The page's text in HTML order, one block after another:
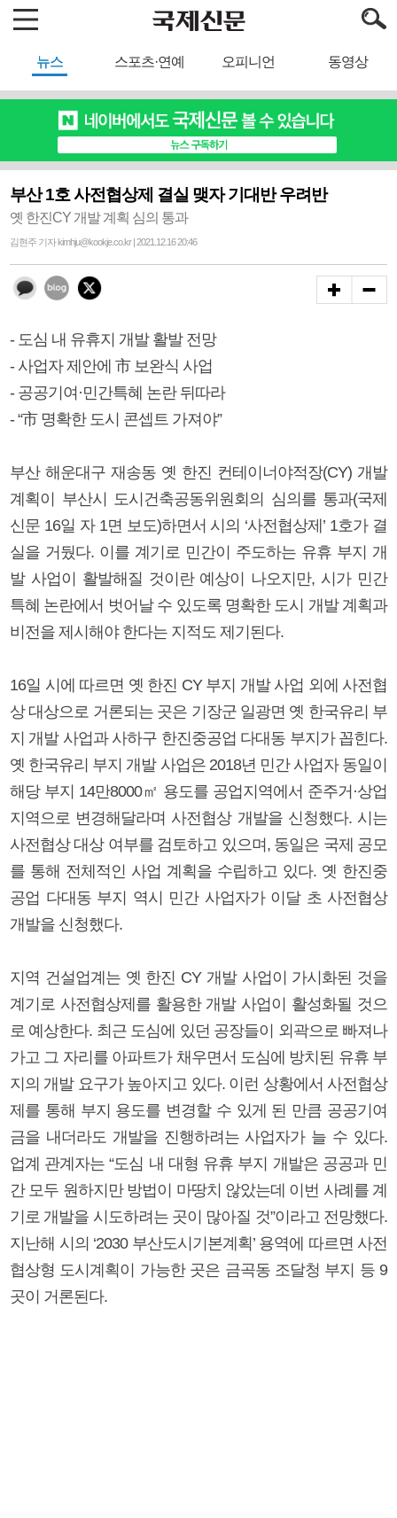
뉴스 스포츠·연예 오피니언 동영상
부산 1호 사전협상제 결실 맺자 기대반 우려반
옛 한진CY 개발 계획 심의 통과
김현주 기자 kimhju@kookje.co.kr | 2021.12.16 20:46
- 도심 내 유휴지 개발 활발 전망
- 사업자 제안에 市 보완식 사업
- 공공기여·민간특혜 논란 뒤따라
- “市 명확한 도시 콘셉트 가져야”
부산 해운대구 재송동 옛 한진 컨테이너야적장(CY) 개발
계획이 부산시 도시건축공동위원회의 심의를 통과(국제
신문 16일 자 1면 보도)하면서 시의 ‘사전협상제’ 1호가 결
실을 거뒀다. 이를 계기로 민간이 주도하는 유휴 부지 개
발 사업이 활발해질 것이란 예상이 나오지만, 시가 민간
특혜 논란에서 벗어날 수 있도록 명확한 도시 개발 계획과
비전을 제시해야 한다는 지적도 제기된다.
16일 시에 따르면 옛 한진 CY 부지 개발 사업 외에 사전협
상 대상으로 거론되는 곳은 기장군 일광면 옛 한국유리 부
지 개발 사업과 사하구 한진중공업 다대동 부지가 꼽힌다.
옛 한국유리 부지 개발 사업은 2018년 민간 사업자 동일이
해당 부지 14만8000㎡ 용도를 공업지역에서 준주거·상업
지역으로 변경해달라며 사전협상 개발을 신청했다. 시는
사전협상 대상 여부를 검토하고 있으며, 동일은 국제 공모
를 통해 전체적인 사업 계획을 수립하고 있다. 옛 한진중
공업 다대동 부지 역시 민간 사업자가 이달 초 사전협상
개발을 신청했다.
지역 건설업계는 옛 한진 CY 개발 사업이 가시화된 것을
계기로 사전협상제를 활용한 개발 사업이 활성화될 것으
로 예상한다. 최근 도심에 있던 공장들이 외곽으로 빠져나
가고 그 자리를 아파트가 채우면서 도심에 방치된 유휴 부
지의 개발 요구가 높아지고 있다. 이런 상황에서 사전협상
제를 통해 부지 용도를 변경할 수 있게 된 만큼 공공기여
금을 내더라도 개발을 진행하려는 사업자가 늘 수 있다.
업계 관계자는 “도심 내 대형 유휴 부지 개발은 공공과 민
간 모두 원하지만 방법이 마땅치 않았는데 이번 사례를 계
기로 개발을 시도하려는 곳이 많아질 것”이라고 전망했다.
지난해 시의 ‘2030 부산도시기본계획’ 용역에 따르면 사전
협상형 도시계획이 가능한 곳은 금곡동 조달청 부지 등 9
곳이 거론된다.